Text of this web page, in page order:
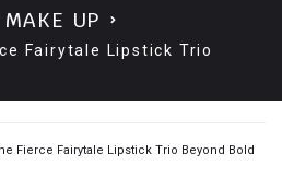
MAKE UP
Fairytale Lipstick Trio
Fierce Fairytale Lipstick Trio Beyond Bold